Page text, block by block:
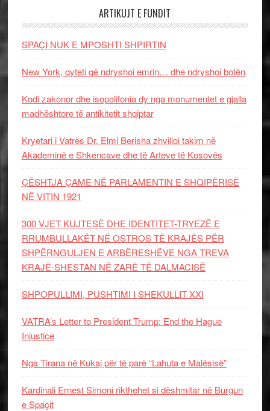
ARTIKUJT E FUNDIT
SPAÇI NUK E MPOSHTI SHPIRTIN
New York, qyteti që ndryshoi emrin… dhe ndryshoi botën
Kodi zakonor dhe isopolifonia dy nga monumentet e gjalla
madhështore të antikitetit shqiptar
Kryetari i Vatrës Dr. Elmi Berisha zhvilloi takim në
Akademinë e Shkencave dhe të Arteve të Kosovës
ÇËSHTJA ÇAME NË PARLAMENTIN E SHQIPËRISË
NË VITIN 1921
300 VJET KUJTESË DHE IDENTITET-TRYEZË E
RRUMBULLAKËT NË OSTROS TË KRAJËS PËR
SHPËRNGULJEN E ARBËRESHËVE NGA TREVA
KRAJË-SHESTAN NË ZARË TË DALMACISË
SHPOPULLIMI, PUSHTIMI I SHEKULLIT XXI
VATRA’s Letter to President Trump: End the Hague
Injustice
Nga Tirana në Kukaj për të parë “Lahuta e Malësisë”
Kardinali Ernest Simoni rikthehet si dëshmitar në Burgun
e Spaçit